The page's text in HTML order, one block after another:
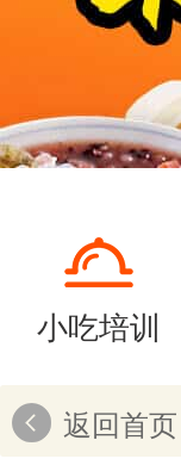
小吃培训
返回首页